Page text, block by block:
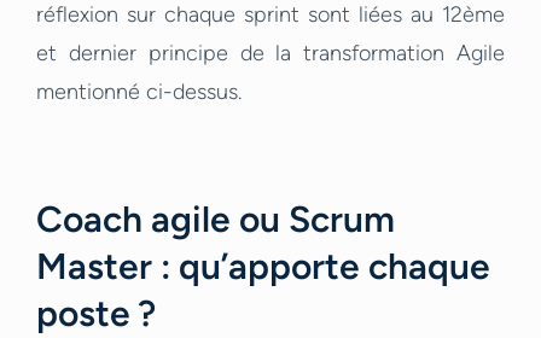
réflexion sur chaque sprint sont liées au 12ème
et dernier principe de la transformation Agile
mentionné ci-dessus.
Coach agile ou Scrum
Master : qu’apporte chaque
poste ?